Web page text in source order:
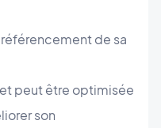
de sa
peut être optimisée
son